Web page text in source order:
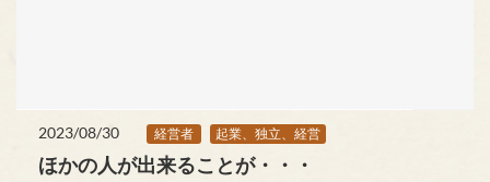
2023/08/30 経営者 起業、独立、経営
ほかの人が出来ることが・・・